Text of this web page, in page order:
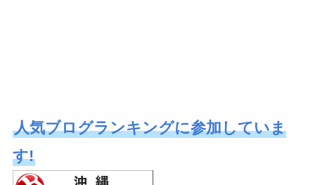
人気ブログランキングに参加していま
す!